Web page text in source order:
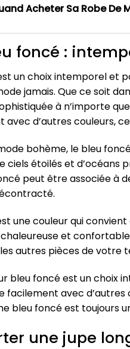
Acheter Sa Robe De
foncé :
un choix intemporel et
jamais. Que ce soit
à n’importe
avec d’autres couleurs,
bohème, le bleu
ciels étoilés et
peut être associée à
une couleur qui
et
autres pièces de votre
bleu foncé est un
facilement avec
bleu foncé est toujours
une jupe